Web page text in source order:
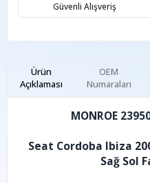
Güvenli Alışveriş
Ürün
Açıklaması
OEM
Numaraları
MONROE
Seat Cordoba Ibiza
Sağ Sol